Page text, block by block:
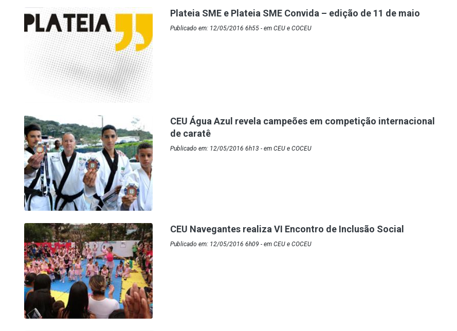
Plateia SME e Plateia SME Convida – edição de 11 de maio
Publicado em: 12/05/2016 6h55 - em CEU e COCEU
CEU Água Azul revela campeões em competição internacional
de caratê
Publicado em: 12/05/2016 6h13 - em CEU e COCEU
CEU Navegantes realiza VI Encontro de Inclusão Social
Publicado em: 12/05/2016 6h09 - em CEU e COCEU